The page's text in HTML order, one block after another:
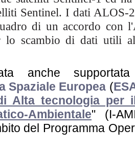
Sentinel. I dati ALOS-
di un accordo con
lo scambio di dati utili
anche
Spaziale Europea (
Alta tecnologia per
Ambientale" (I-
del Programma